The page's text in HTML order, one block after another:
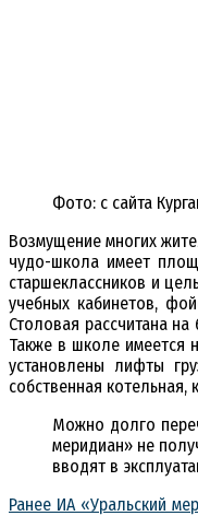
Фото: с сайта
Возмущение многих
чудо-школа имеет
старшеклассников и
учебных кабинетов,
Столовая рассчитана
Также в школе имеется
установлены лифты
собственная
Можно долго
меридиан» не
вводят в
Ранее ИА «Уральский